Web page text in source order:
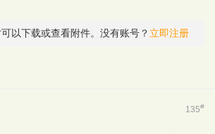
可以下载或查看附件。没有账号？ 立即注册
135#